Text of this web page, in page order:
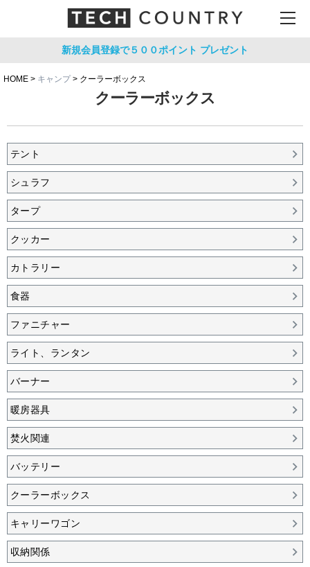
新規会員登録で５００ポイント プレゼント
HOME キャンプ クーラーボックス
クーラーボックス
テント
シュラフ
タープ
クッカー
カトラリー
食器
ファニチャー
ライト、ランタン
バーナー
暖房器具
焚火関連
バッテリー
クーラーボックス
キャリーワゴン
収納関係